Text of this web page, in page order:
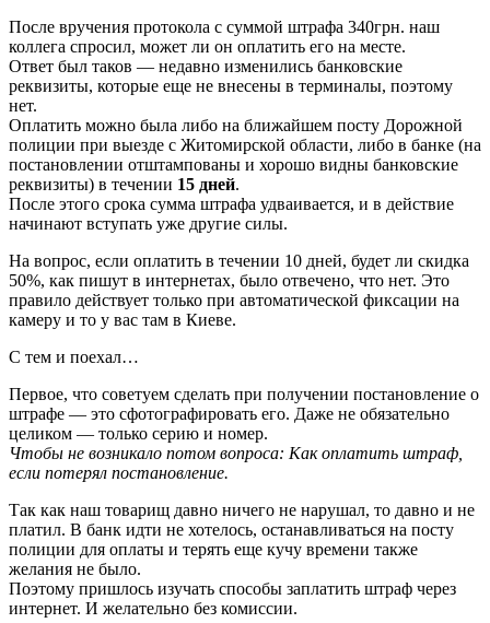
После вручения протокола с суммой штрафа 340грн. наш
коллега спросил, может ли он оплатить его на месте.
Ответ был таков — недавно изменились банковские
реквизиты, которые еще не внесены в терминалы, поэтому
нет.
Оплатить можно была либо на ближайшем посту Дорожной
полиции при выезде с Житомирской области, либо в банке (на
постановлении отштампованы и хорошо видны банковские
реквизиты) в течении 15 дней.
После этого срока сумма штрафа удваивается, и в действие
начинают вступать уже другие силы.
На вопрос, если оплатить в течении 10 дней, будет ли скидка
50%, как пишут в интернетах, было отвечено, что нет. Это
правило действует только при автоматической фиксации на
камеру и то у вас там в Киеве.
С тем и поехал…
Первое, что советуем сделать при получении постановление о
штрафе — это сфотографировать его. Даже не обязательно
целиком — только серию и номер.
Чтобы не возникало потом вопроса: Как оплатить штраф,
если потерял постановление.
Так как наш товарищ давно ничего не нарушал, то давно и не
платил. В банк идти не хотелось, останавливаться на посту
полиции для оплаты и терять еще кучу времени также
желания не было.
Поэтому пришлось изучать способы заплатить штраф через
интернет. И желательно без комиссии.